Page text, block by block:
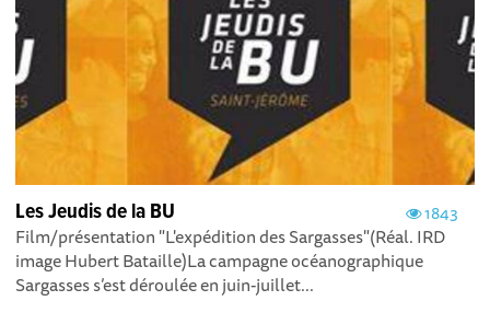
1843
Les Jeudis de la BU
Film/présentation "L'expédition des Sargasses"(Réal. IRD
image Hubert Bataille)La campagne océanographique
Sargasses s’est déroulée en juin-juillet...